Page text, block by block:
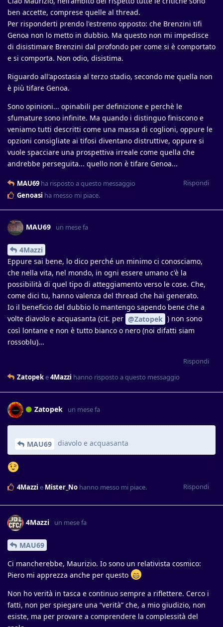
ben accette, comprese quelle al thread.
Per risponderti prendo l'estremo opposto: che Brenzini tifi
Genoa non lo metto in dubbio. Ma questo non mi impedisce
di disistimare Brenzini dal profondo per come si è comportato
e si comporta. Non odio, disistima.
Riguardo all'apostasia al terzo stadio, secondo me quella non
è più tifare Genoa.
Sono opinioni... opinabili per definizione e perchè le
sfumature sono infinite. Ma quando i distinguo finiscono e
veniamo tutti descritti come una massa di coglioni, oppure le
opzioni consigliate ai tifosi diventano distruttive, oppure si
vuole spacciare una prospettiva irreale come quella che
andrebbe perseguita... quello non è tifare Genoa...
Rispondi
MAU69 ha risposto a questo messaggio
Genoasi ha messo mi piace.
MAU69 un mese fa
4Mazzi
Eppure sai bene, lo dico perché un minimo ci conosciamo,
che nella vita, nel mondo, in ogni essere umano c'è la
possibilità di quel tipo di atteggiamento verso le cose. Che,
come dici tu, hanno valenza del thread che hai generato.
Io il beneficio del dubbio lo mantengo sapendo bene che a
volte diavolo e acquasanta (cit. per @Zatopek ) non sono
così lontane e non è tutto bianco o nero (noi difatti siam
rossoblu)...
Rispondi
Zatopeke4Mazzi hanno risposto a questo messaggio
Zatopek un mese fa
MAU69 diavolo e acquasanta
Rispondi
4Mazzi e Mister_No hanno messo mi piace.
4Mazzi un mese fa
MAU69
Ci mancherebbe, Maurizio. Io sono un relativista cosmico:
Piero mi apprezza anche per questo
Non ho verità in tasca e continuo sempre a riflettere. Cerco i
fatti, non per spiegare una “verità” che, a mio giudizio, non
esiste, ma per provare a comprendere la complessità del